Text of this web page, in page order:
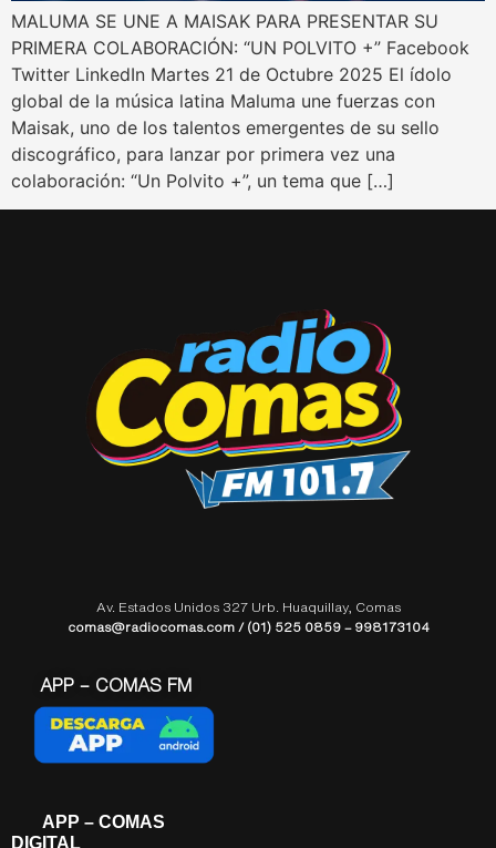
MALUMA SE UNE A MAISAK PARA PRESENTAR SU
PRIMERA COLABORACIÓN: “UN POLVITO +” Facebook
Twitter LinkedIn Martes 21 de Octubre 2025 El ídolo
global de la música latina Maluma une fuerzas con
Maisak, uno de los talentos emergentes de su sello
discográfico, para lanzar por primera vez una
colaboración: “Un Polvito +”, un tema que […]
Av. Estados Unidos 327 Urb. Huaquillay, Comas
comas@radiocomas.com / (01) 525 0859 – 998173104
APP – COMAS FM
APP – COMAS
DIGITAL